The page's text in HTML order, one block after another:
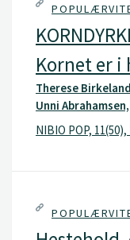
Kornet er i
Therese
Unni
NIBIO POP, 11(50),